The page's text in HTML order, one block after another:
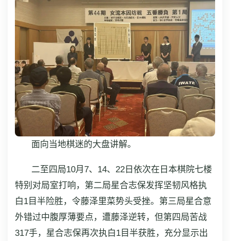
面向当地棋迷的大盘讲解。
二至四局10月7、14、22日依次在日本棋院七楼
特别对局室打响，第二局星合志保发挥坚韧风格执
白1目半险胜，令藤泽里菜势头受挫。第三局星合意
外错过中腹厚薄要点，遭藤泽逆转，但第四局苦战
317手，星合志保再次执白1目半获胜，充分显示出